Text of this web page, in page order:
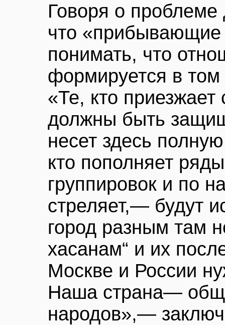
Говоря о проблеме
что
понимать, что
формируется в
«Те, кто приезжает
должны быть
несет здесь
кто пополняет
группировок и по
стреляет,— будут
город разным там
хасанам“ и их
Москве и России
Наша страна—
народов»,—